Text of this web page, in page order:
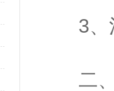
3、清
二、